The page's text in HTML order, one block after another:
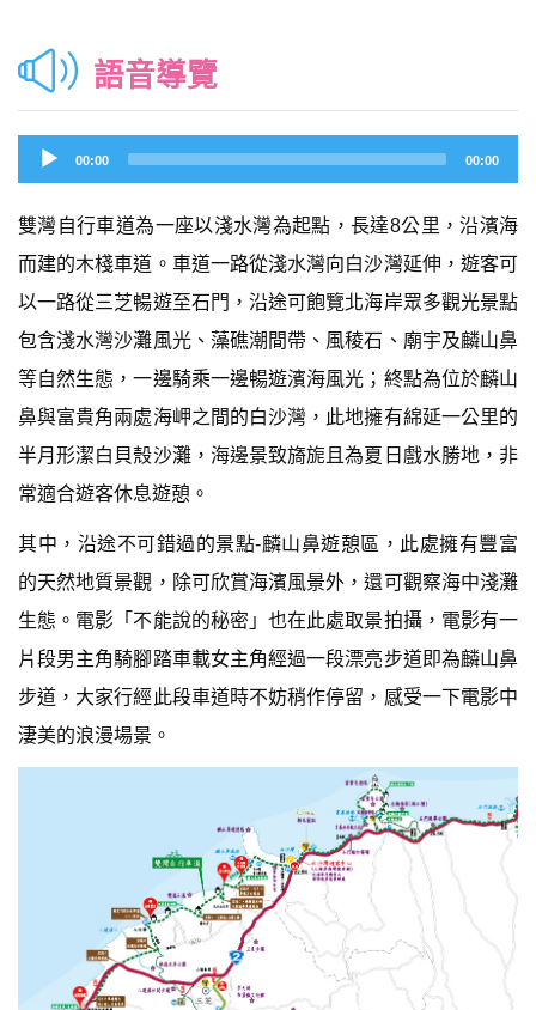
語音導覽
Audio
Player
00:00 00:00
雙灣自行車道為一座以淺水灣為起點，長達8公里，沿濱海
而建的木棧車道。車道一路從淺水灣向白沙灣延伸，遊客可
以一路從三芝暢遊至石門，沿途可飽覽北海岸眾多觀光景點
包含淺水灣沙灘風光、藻礁潮間帶、風稜石、廟宇及麟山鼻
等自然生態，一邊騎乘一邊暢遊濱海風光；終點為位於麟山
鼻與富貴角兩處海岬之間的白沙灣，此地擁有綿延一公里的
半月形潔白貝殼沙灘，海邊景致旖旎且為夏日戲水勝地，非
常適合遊客休息遊憩。
其中，沿途不可錯過的景點-麟山鼻遊憩區，此處擁有豐富
的天然地質景觀，除可欣賞海濱風景外，還可觀察海中淺灘
生態。電影「不能說的秘密」也在此處取景拍攝，電影有一
片段男主角騎腳踏車載女主角經過一段漂亮步道即為麟山鼻
步道，大家行經此段車道時不妨稍作停留，感受一下電影中
淒美的浪漫場景。